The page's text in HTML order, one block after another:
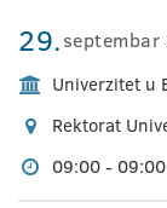
29.septembar
Univerzitet u
Rektorat
09:00 - 09:00